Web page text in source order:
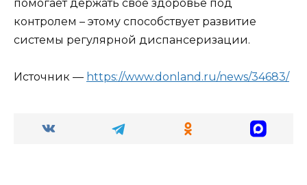
помогает держать свое здоровье под
контролем – этому способствует развитие
системы регулярной диспансеризации.
Источник — https://www.donland.ru/news/34683/